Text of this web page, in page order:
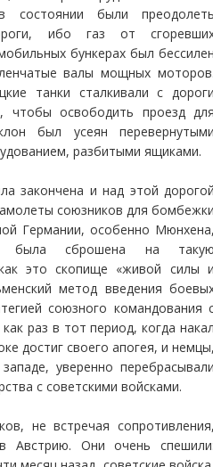
состоянии были
ибо газ от
бункерах был
валы мощных
танки сталкивали с
чтобы освободить проезд
был усеян
разбитыми ящиками.
закончена и над этой
союзников для
Германии, особенно
сброшена на
это скопище «живой силы
метод введения
союзного командования
раз в тот период, когда
достиг своего апогея, и
уверенно
с советскими войсками.
не встречая
Австрию. Они очень